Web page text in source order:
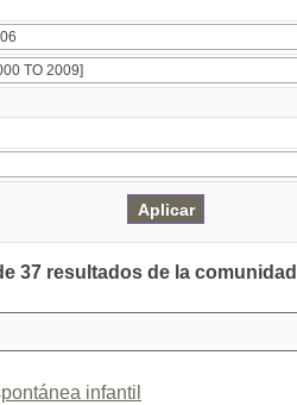
37 resultados de la
infantil